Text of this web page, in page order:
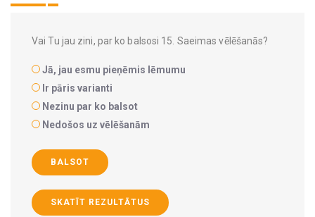
Vai Tu jau zini, par ko balsosi 15. Saeimas vēlēšanās?
Jā, jau esmu pieņēmis lēmumu
Ir pāris varianti
Nezinu par ko balsot
Nedošos uz vēlēšanām
BALSOT
SKATĪT REZULTĀTUS